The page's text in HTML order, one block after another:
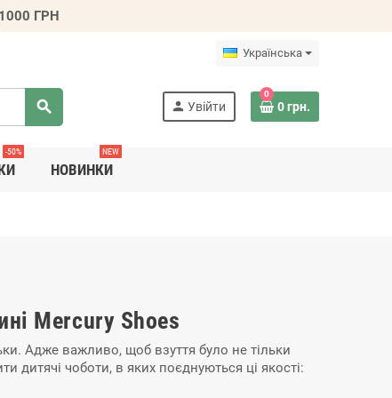
ГРН
Українська
search person Увійти
0
0 грн.
-50%
НОВИНКИ
NEW
Mercury Shoes
Адже важливо, щоб взуття було не тільки
дитячі чоботи, в яких поєднуються ці якості: